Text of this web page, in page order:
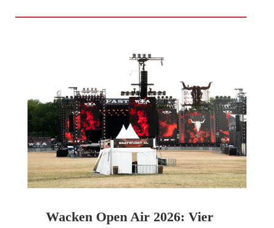
Wacken Open Air 2026: Vier